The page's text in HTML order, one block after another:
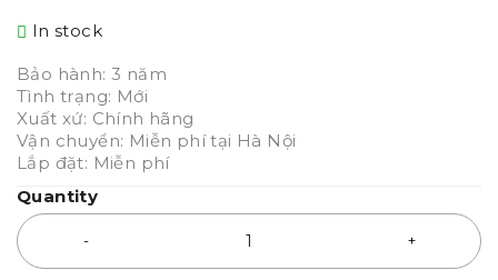
In stock
Bảo hành: 3 năm
Tình trạng: Mới
Xuất xứ: Chính hãng
Vận chuyển: Miễn phí tại Hà Nội
Lắp đặt: Miễn phí
Quantity